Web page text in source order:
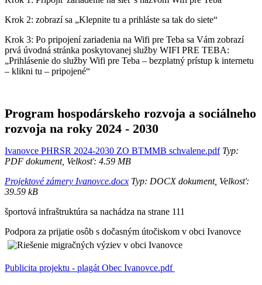
Krok 2: zobrazí sa „Klepnite tu a prihláste sa tak do siete“
Krok 3: Po pripojení zariadenia na Wifi pre Teba sa Vám zobrazí
prvá úvodná stránka poskytovanej služby WIFI PRE TEBA:
„Prihlásenie do služby Wifi pre Teba – bezplatný prístup k internetu
– klikni tu – pripojené“
Program hospodárskeho rozvoja a sociálneho
rozvoja na roky 2024 - 2030
Ivanovce PHRSR 2024-2030 ZO BTMMB schvalene.pdfTyp:
PDF dokument, Velkosť: 4.59 MB
Projektové zámery Ivanovce.docx Typ: DOCX dokument, Velkosť:
39.59 kB
športová infraštruktúra sa nachádza na strane 111
Podpora za prijatie osôb s dočasným útočiskom v obci Ivanovce
Publicita projektu - plagát Obec Ivanovce.pdf